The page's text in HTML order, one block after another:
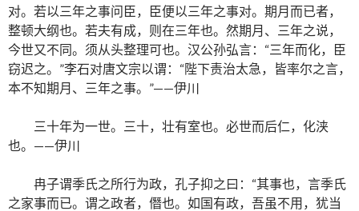
对。若以三年之事问臣，臣便以三年之事对。期月而已者，
整顿大纲也。若夫有成，则在三年也。然期月、三年之说，
今世又不同。须从头整理可也。汉公孙弘言：“三年而化，臣
窃迟之。”李石对唐文宗以谓：“陛下责治太急，皆率尔之言，
本不知期月、三年之事。”——伊川
三十年为一世。三十，壮有室也。必世而后仁，化浃
也。——伊川
冉子谓季氏之所行为政，孔子抑之曰：“其事也，言季氏
之家事而已。谓之政者，僭也。如国有政，吾虽不用，犹当